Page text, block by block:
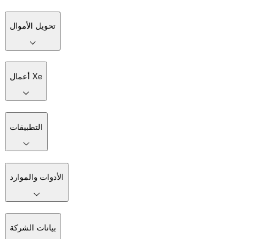
تحويل الأموال
أعمال Xe
التطبيقات
الأدوات والموارد
بيانات الشركة